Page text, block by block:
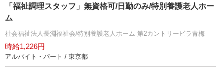
「福祉調理スタッフ」無資格可/日勤のみ/特別養護老人ホー
ム
社会福祉法人長淵福祉会/特別養護老人ホーム 第2カントリービラ青梅
時給1,226円
アルバイト・パート / 東京都